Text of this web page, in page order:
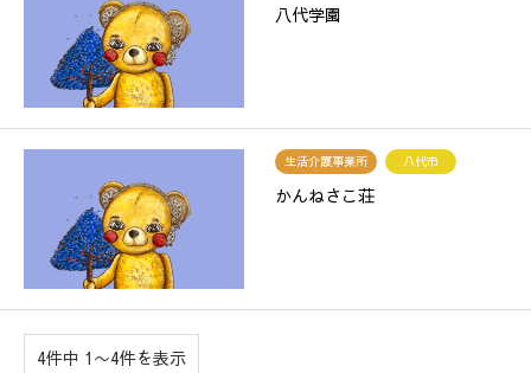
八代学園
生活介護事業所 八代市
かんねさこ荘
4件中 1〜4件を表示